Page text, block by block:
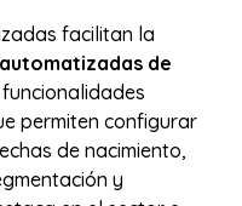
facilitan la
de
permiten configurar
de nacimiento,
y